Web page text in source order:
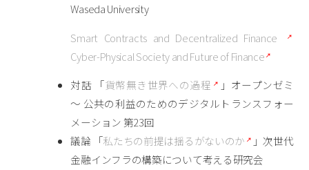
Waseda University
Smart Contracts and Decentralized Finance
Cyber-Physical Society and Future of Finance
対話 「貨幣無き世界への過程
」オープンゼミ
〜 公共の利益のためのデジタルトランスフォー
メーション 第23回
議論 「私たちの前提は揺るがないのか
」次世代
金融インフラの構築について考える研究会